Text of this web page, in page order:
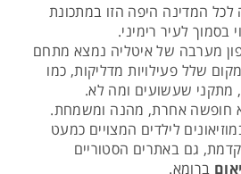
המדינה היפה הזו במתכונת
בסמוך לעיר רימיני.
מערבה של איטליה נמצא מתחם
שלל פעילויות מדליקות, כמו
מתקני שעשועים ומה לא.
חופשה אחרת, מהנה ומשמחת.
לילדים המצויים כמעט
גם באתרים הסטוריים
ברומא.